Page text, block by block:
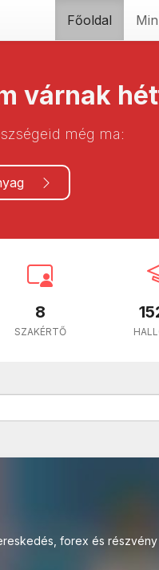
Főoldal
várnak
még ma:
8
SZAKÉRTŐ
forex és részvény